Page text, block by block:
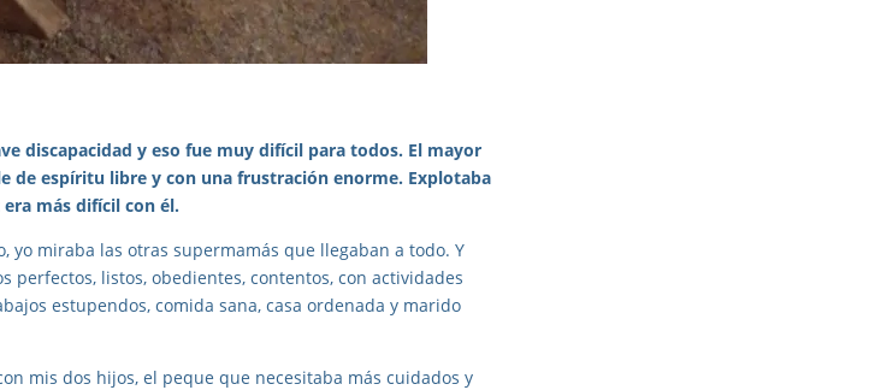
discapacidad y eso fue muy difícil para todos. El mayor
de espíritu libre y con una frustración enorme. Explotaba
más difícil con él.
yo miraba las otras supermamás que llegaban a todo. Y
perfectos, listos, obedientes, contentos, con actividades
estupendos, comida sana, casa ordenada y marido
mis dos hijos, el peque que necesitaba más cuidados y